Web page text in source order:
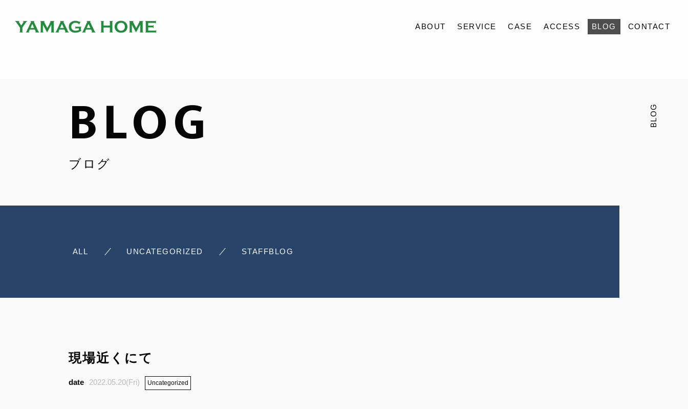
ABOUT SERVICE CASE ACCESS BLOG CONTACT
BLOG
ブログ
BLOG
ALL UNCATEGORIZED STAFFBLOG
現場近くにて
2022.05.20(Fri) Uncategorized